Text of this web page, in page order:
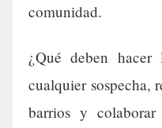
comunidad.
¿Qué deben hacer
cualquier sospecha,
barrios y